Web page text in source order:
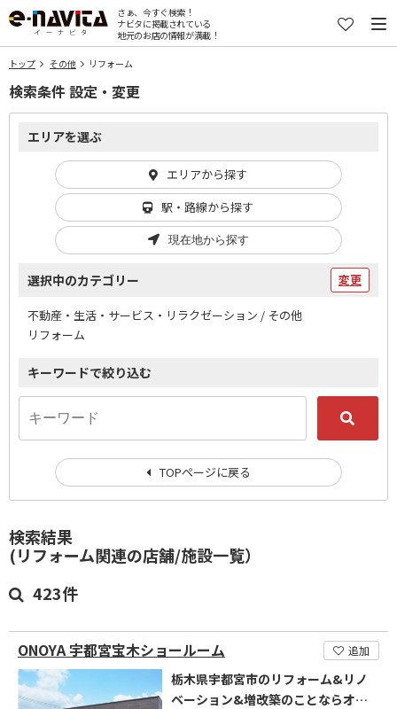
さぁ、今すぐ検索！
ナビタに掲載されている
地元のお店の情報が満載！
トップ その他 リフォーム
検索結果
(リフォーム関連の店舗/施設一覧）
423件
ONOYA 宇都宮宝木ショールーム 追加
栃木県宇都宮市のリフォーム&リノ
ベーション&増改築のことならオノ
検索条件 設定・変更
エリアを選ぶ
エリアから探す
駅・路線から探す
現在地から探す
選択中のカテゴリー 変更
不動産・生活・サービス・リラクゼーション / その他
リフォーム
キーワードで絞り込む
TOPページに戻る